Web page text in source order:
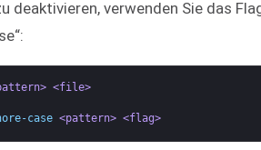
deaktivieren, verwenden Sie das
<file>
case <pattern> <flag>